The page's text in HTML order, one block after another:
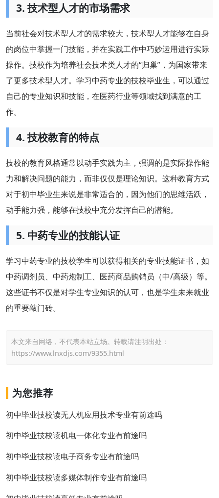
3. 技术型人才的市场需求
当前社会对技术型人才的需求较大，技术型人才能够在自身
的岗位中掌握一门技能，并在实践工作中巧妙运用进行实际
操作。技校作为培养社会技术类人才的“归巢”，为国家带来
了更多技术型人才。学习中药专业的技校毕业生，可以通过
自己的专业知识和技能，在医药行业等领域找到满意的工
作。
4. 技校教育的特点
技校的教育风格通常以动手实践为主，强调的是实际操作能
力和解决问题的能力，而非仅仅是理论知识。这种教育方式
对于初中毕业生来说是非常适合的，因为他们的思维活跃，
动手能力强，能够在技校中充分发挥自己的潜能。
5. 中药专业的技能认证
学习中药专业的技校学生可以获得相关的专业技能证书，如
中药调剂员、中药炮制工、医药商品购销员（中/高级）等。
这些证书不仅是对学生专业知识的认可，也是学生未来就业
的重要敲门砖。
本文来自网络，不代表本站立场。转载请注明出处：
https://www.lnxdjs.com/9355.html
为您推荐
初中毕业技校读无人机应用技术专业有前途吗
初中毕业技校读机电一体化专业有前途吗
初中毕业技校读电子商务专业有前途吗
初中毕业技校读多媒体制作专业有前途吗